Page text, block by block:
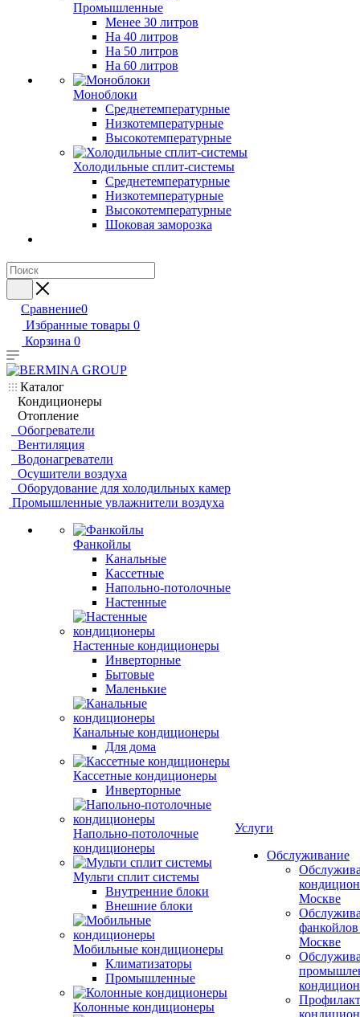
Промышленные
Менее 30 литров
На 40 литров
На 50 литров
На 60 литров
Моноблоки
Среднетемпературные
Низкотемпературные
Высокотемпературные
Холодильные сплит-системы
Среднетемпературные
Низкотемпературные
Высокотемпературные
Шоковая заморозка
Сравнение0
Избранные товары 0
Корзина 0
Каталог
Кондиционеры
Отопление
Обогреватели
Вентиляция
Водонагреватели
Осушители воздуха
Оборудование для холодильных камер
Промышленные увлажнители воздуха
Фанкойлы
Канальные
Кассетные
Напольно-потолочные
Настенные
Настенные кондиционеры
Инверторные
Бытовые
Маленькие
Канальные кондиционеры
Для дома
Кассетные кондиционеры
Инверторные
Напольно-потолочные
кондиционеры
Мульти сплит системы
Внутренние блоки
Внешние блоки
Мобильные кондиционеры
Климатизаторы
Промышленные
Колонные кондиционеры
Услуги
Обслуживание
Москве
Москве